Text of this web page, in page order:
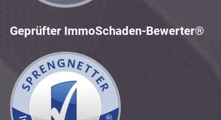
Geprüfter ImmoSchaden-Bewerter®